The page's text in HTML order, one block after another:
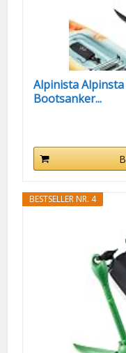
Alpinista
Bootsanker...
BESTSELLER NR. 4